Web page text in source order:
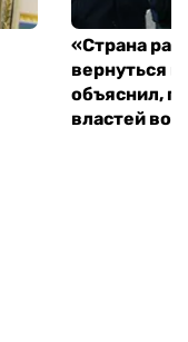
«Страна
вернуться
объяснил,
властей